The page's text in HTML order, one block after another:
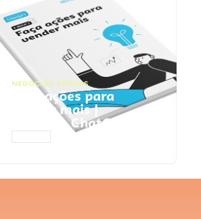
NEGÓCIOS, VENDAS
Faça ações para
vender mais |
Prompts ChatGPT